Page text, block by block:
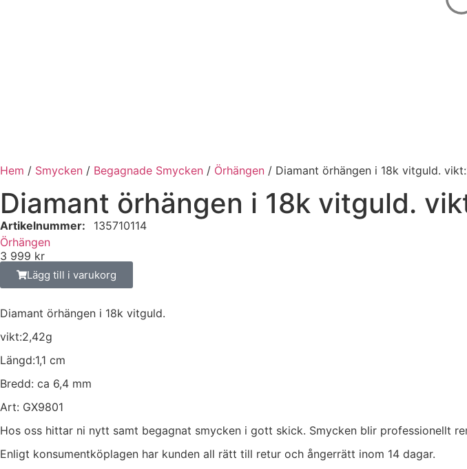
Hem / Smycken / Begagnade Smycken / Örhängen / Diamant örhängen i 18k vitguld.
Diamant örhängen i 18k vitguld.
Artikelnummer: 135710114
Örhängen
3 999 kr
Lägg till i varukorg
Diamant örhängen i 18k vitguld.
vikt:2,42g
Längd:1,1 cm
Bredd: ca 6,4 mm
Art: GX9801
Hos oss hittar ni nytt samt begagnat smycken i gott skick. Smycken blir professionellt
Enligt konsumentköplagen har kunden all rätt till retur och ångerrätt inom 14 dagar.